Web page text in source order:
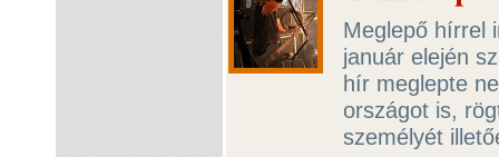
Meglepő hírrel
január elején
hír meglepte
országot is,
személyét